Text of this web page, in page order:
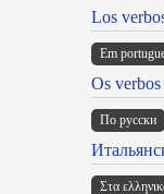
Los
Em
Os
По русски
Στα